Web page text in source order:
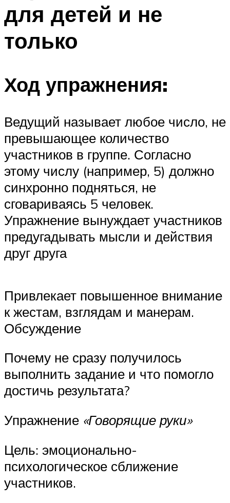
Меню
для детей и не
только
Ход упражнения:
Ведущий называет любое число, не
превышающее количество
участников в группе. Согласно
этому числу (например, 5) должно
синхронно подняться, не
сговариваясь 5 человек.
Упражнение вынуждает участников
предугадывать мысли и действия
друг друга
Привлекает повышенное внимание
к жестам, взглядам и манерам.
Обсуждение
Почему не сразу получилось
выполнить задание и что помогло
достичь результата?
Упражнение «Говорящие руки»
Цель: эмоционально-
психологическое сближение
участников.